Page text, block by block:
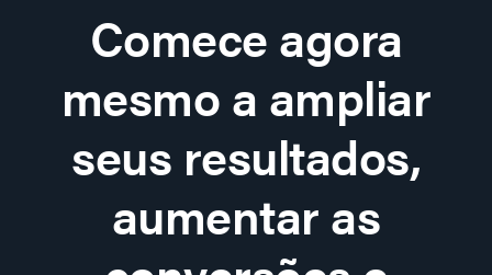
Comece agora
mesmo a ampliar
seus resultados,
aumentar as